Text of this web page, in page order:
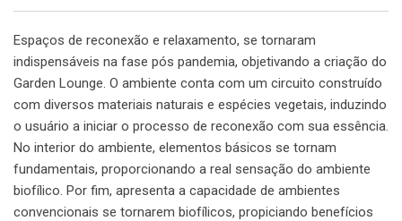
Espaços de reconexão e relaxamento, se tornaram
indispensáveis na fase pós pandemia, objetivando a criação do
Garden Lounge. O ambiente conta com um circuito construído
com diversos materiais naturais e espécies vegetais, induzindo
o usuário a iniciar o processo de reconexão com sua essência.
No interior do ambiente, elementos básicos se tornam
fundamentais, proporcionando a real sensação do ambiente
biofílico. Por fim, apresenta a capacidade de ambientes
convencionais se tornarem biofílicos, propiciando benefícios